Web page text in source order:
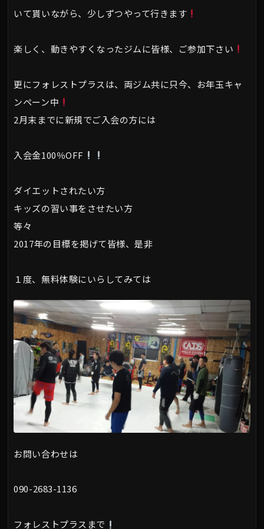
いて貰いながら、少しずつやって行きます
楽しく、動きやすくなったジムに皆様、ご参加下さい
更にフォレストプラスは、両ジム共に只今、お年玉キャ
ンペーン中
2月末までに新規でご入会の方には
入会金100％OFF
ダイエットされたい方
キッズの習い事をさせたい方
等々
2017年の目標を掲げて皆様、是非
１度、無料体験にいらしてみては
お問い合わせは
090-2683-1136
フォレストプラスまで